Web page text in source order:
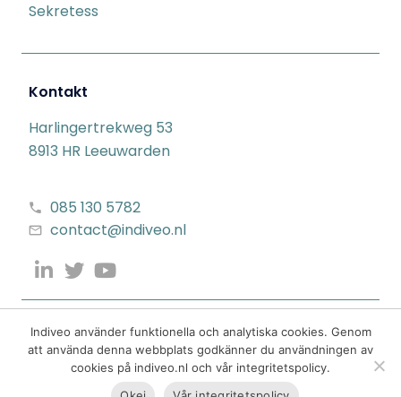
Sekretess
Kontakt
Harlingertrekweg 53
8913 HR Leeuwarden
085 130 5782
contact@indiveo.nl
Indiveo använder funktionella och analytiska cookies. Genom
att använda denna webbplats godkänner du användningen av
cookies på indiveo.nl och vår integritetspolicy.